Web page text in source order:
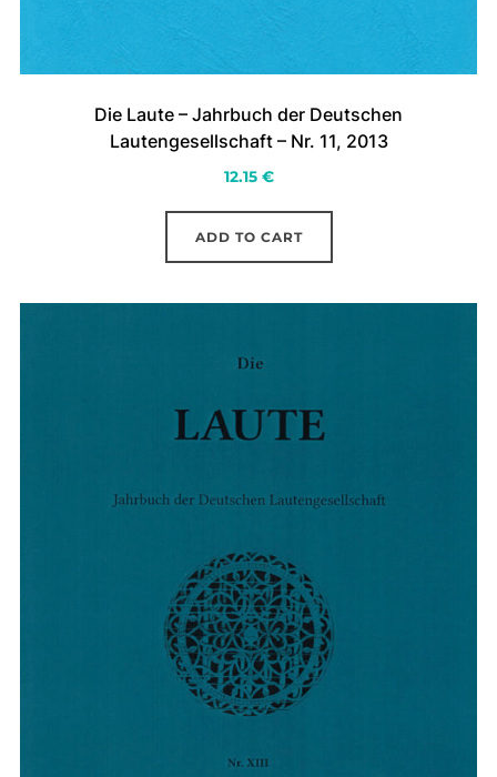
Die Laute – Jahrbuch der Deutschen
Lautengesellschaft – Nr. 11, 2013
12.15 €
ADD TO CART